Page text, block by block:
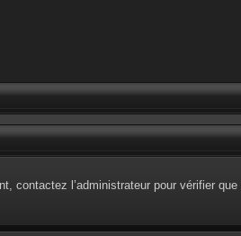
contactez l’administrateur pour vérifier que